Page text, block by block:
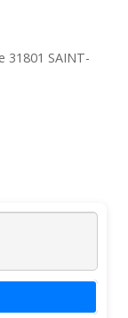
31801 SAINT-